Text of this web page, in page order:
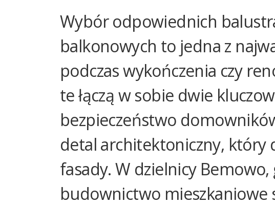
Wybór odpowiednich
balkonowych to jedna z
podczas wykończenia czy
te łączą w sobie dwie
bezpieczeństwo
detal architektoniczny, który
fasady. W dzielnicy
budownictwo mieszkaniowe